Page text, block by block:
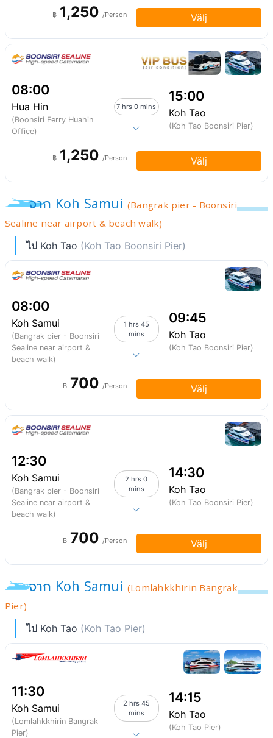
฿ 1,250 /Person Välj
08:00
Hua Hin
(Boonsiri Ferry Huahin
Office)
7 hrs 0 mins
15:00
Koh Tao
(Koh Tao Boonsiri Pier)
฿ 1,250 /Person Välj
จาก Koh Samui(Bangrak pier - Boonsiri
Sealine near airport & beach walk)
ไป Koh Tao (Koh Tao Boonsiri Pier)
08:00
Koh Samui
(Bangrak pier - Boonsiri
Sealine near airport &
beach walk)
1 hrs 45
mins
09:45
Koh Tao
(Koh Tao Boonsiri Pier)
฿ 700 /Person Välj
12:30
Koh Samui
(Bangrak pier - Boonsiri
Sealine near airport &
beach walk)
2 hrs 0
mins
14:30
Koh Tao
(Koh Tao Boonsiri Pier)
฿ 700 /Person Välj
จาก Koh Samui(Lomlahkkhirin Bangrak
Pier)
ไป Koh Tao (Koh Tao Pier)
11:30
Koh Samui
(Lomlahkkhirin Bangrak
Pier)
2 hrs 45
mins
14:15
Koh Tao
(Koh Tao Pier)